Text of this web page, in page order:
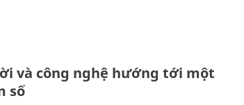
và công nghệ hướng tới một
số